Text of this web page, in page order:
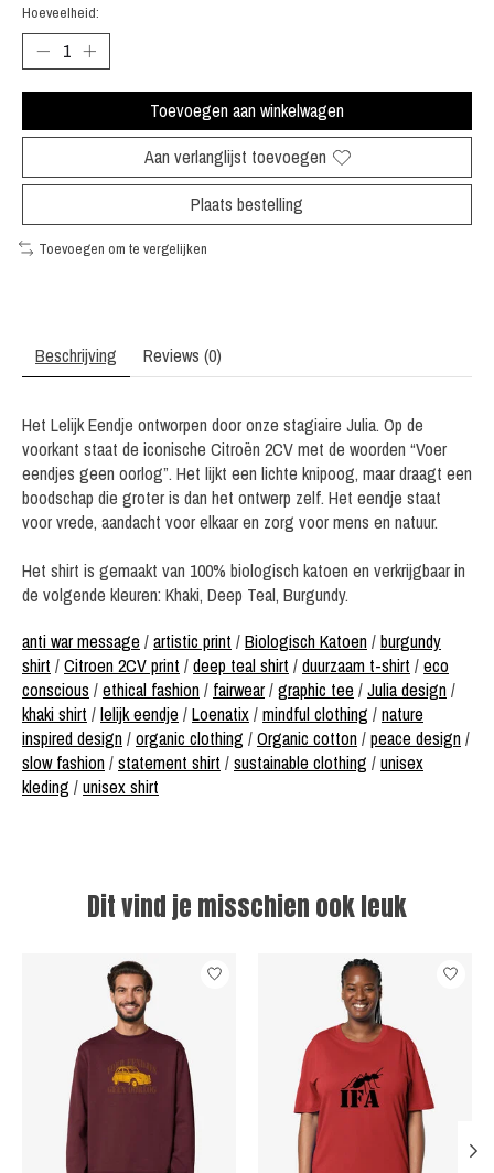
Hoeveelheid:
Toevoegen aan winkelwagen
Aan verlanglijst toevoegen
Plaats bestelling
Toevoegen om te vergelijken
Beschrijving Reviews (0)
Het Lelijk Eendje ontworpen door onze stagiaire Julia. Op de
voorkant staat de iconische Citroën 2CV met de woorden “Voer
eendjes geen oorlog”. Het lijkt een lichte knipoog, maar draagt een
boodschap die groter is dan het ontwerp zelf. Het eendje staat
voor vrede, aandacht voor elkaar en zorg voor mens en natuur.
Het shirt is gemaakt van 100% biologisch katoen en verkrijgbaar in
de volgende kleuren: Khaki, Deep Teal, Burgundy.
anti war message /artistic print /Biologisch Katoen/burgundy
shirt /Citroen 2CV print /deep teal shirt /duurzaam t-shirt /eco
conscious /ethical fashion/ fairwear/graphic tee /Julia design/
khaki shirt /lelijk eendje /Loenatix/mindful clothing /nature
inspired design/organic clothing /Organic cotton/peace design/
slow fashion/statement shirt /sustainable clothing /unisex
kleding /unisex shirt
Dit vind je misschien ook leuk
Items van productcarrousel